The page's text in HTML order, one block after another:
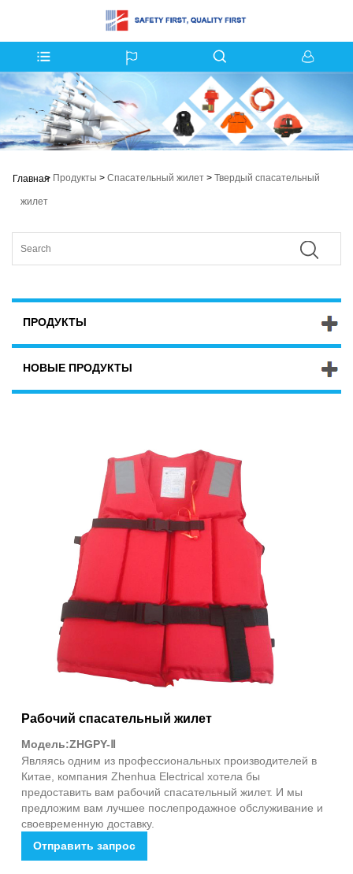
Главная
> Продукты > Спасательный жилет > Твердый спасательный
жилет
ПРОДУКТЫ
НОВЫЕ ПРОДУКТЫ
Рабочий спасательный жилет
Модель:ZHGPY-Ⅱ
Являясь одним из профессиональных производителей в
Китае, компания Zhenhua Electrical хотела бы
предоставить вам рабочий спасательный жилет. И мы
предложим вам лучшее послепродажное обслуживание и
своевременную доставку.
Отправить запрос